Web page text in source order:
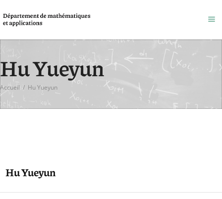
Hu Yueyun
Accueil / Hu Yueyun
Hu Yueyun